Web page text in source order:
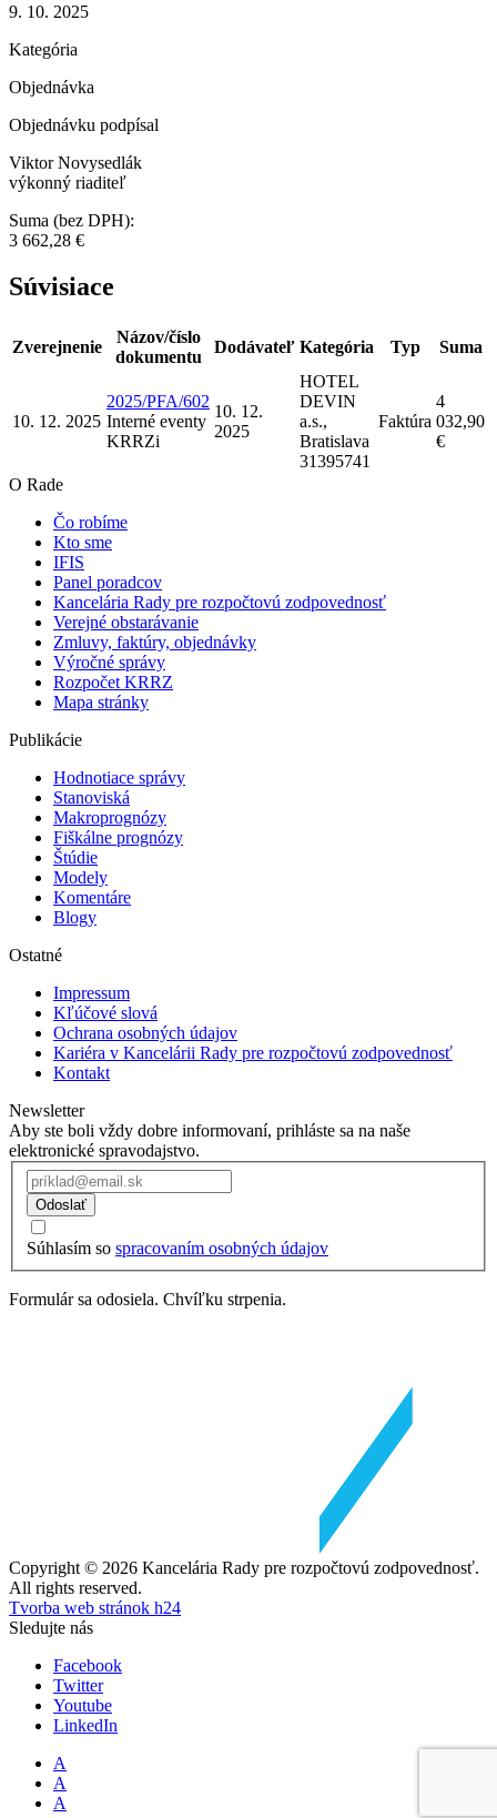
9. 10. 2025
Kategória
Objednávka
Objednávku podpísal
Viktor Novysedlák
výkonný riaditeľ
Suma (bez DPH):
3 662,28 €
Súvisiace
Zverejnenie
Názov/číslo
dokumentu
Dodávateľ Kategória Typ Suma
10. 12. 2025
2025/PFA/602
Interné eventy
KRRZi
10. 12.
2025
HOTEL
DEVIN
a.s.,
Bratislava
31395741
Faktúra
4
032,90
€
O Rade
Čo robíme
Kto sme
IFIS
Panel poradcov
Kancelária Rady pre rozpočtovú zodpovednosť
Verejné obstarávanie
Zmluvy, faktúry, objednávky
Výročné správy
Rozpočet KRRZ
Mapa stránky
Publikácie
Hodnotiace správy
Stanoviská
Makroprognózy
Fiškálne prognózy
Štúdie
Modely
Komentáre
Blogy
Ostatné
Impressum
Kľúčové slová
Ochrana osobných údajov
Kariéra v Kancelárii Rady pre rozpočtovú zodpovednosť
Kontakt
Newsletter
Aby ste boli vždy dobre informovaní, prihláste sa na naše
elektronické spravodajstvo.
Odoslať
Súhlasím so spracovaním osobných údajov
Formulár sa odosiela. Chvíľku strpenia.
Copyright © 2026 Kancelária Rady pre rozpočtovú zodpovednosť.
All rights reserved.
Tvorba web stránok h24
Sledujte nás
Facebook
Twitter
Youtube
LinkedIn
A
A
A